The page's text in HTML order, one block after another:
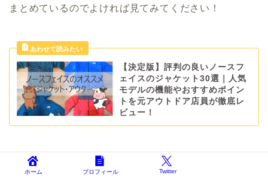
まとめているのでよければ見てみてください！
【決定版】評判の良いノースフ
ェイスのジャケット30選｜人気
モデルの機能やおすすめポイン
トを元アウトドア店員が徹底レ
ビュー！
ホーム プロフィール Twitter